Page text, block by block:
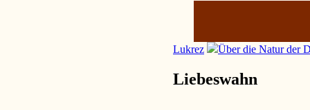
Lukrez Über die Natur der
Liebeswahn